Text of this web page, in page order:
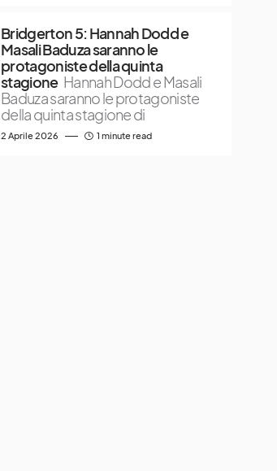
Bridgerton 5: Hannah Dodd e
Masali Baduza saranno le
protagoniste della quinta
stagione Hannah Dodd e Masali
Baduza saranno le protagoniste
della quinta stagione di
2 Aprile 2026 1 minute read